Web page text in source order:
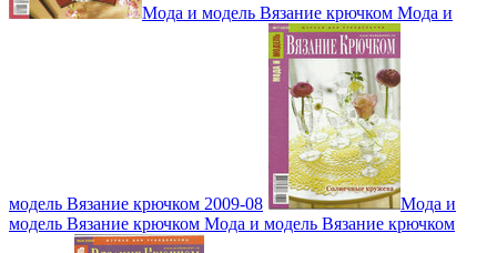
Мода и модель Вязание крючком Мода и
модель Вязание крючком 2009-08
Мода и
модель Вязание крючком Мода и модель Вязание крючком